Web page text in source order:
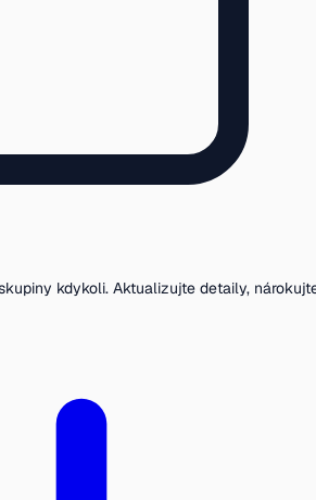
kdykoli. Aktualizujte detaily,